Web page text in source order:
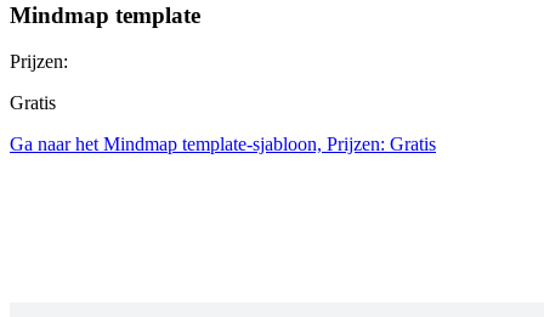
Mindmap template
Prijzen:
Gratis
Ga naar het Mindmap template-sjabloon, Prijzen: Gratis